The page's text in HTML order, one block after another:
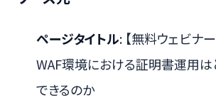
ページタイトル: 【無料ウェビナ
WAF環境における証明書運用
できるのか